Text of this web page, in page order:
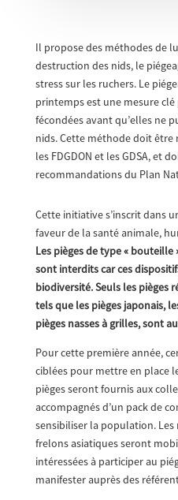
Il propose des méthodes de
destruction des nids, le
stress sur les ruchers. Le
printemps est une mesure
fécondées avant qu’elles ne
nids. Cette méthode doit
les FDGDON et les GDSA, et
recommandations du Plan
Cette initiative s’inscrit dans
faveur de la santé animale,
Les pièges de type « bouteille
sont interdits car ces
biodiversité. Seuls les pièges
tels que les pièges japonais,
pièges nasses à grilles, sont
Pour cette première année,
ciblées pour mettre en place
pièges seront fournis aux
accompagnés d’un pack de
sensibiliser la population. Les
frelons asiatiques seront
intéressées à participer au
manifester auprès des